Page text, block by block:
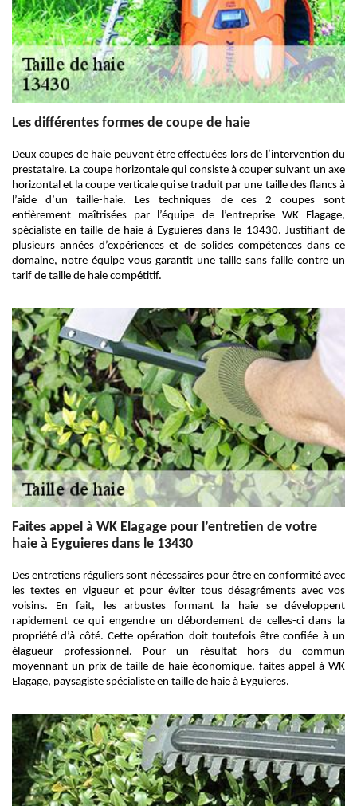
Les différentes formes de coupe de haie
Deux coupes de haie peuvent être effectuées lors de l’intervention du
prestataire. La coupe horizontale qui consiste à couper suivant un axe
horizontal et la coupe verticale qui se traduit par une taille des flancs à
l’aide d’un taille-haie. Les techniques de ces 2 coupes sont
entièrement maîtrisées par l’équipe de l’entreprise WK Elagage,
spécialiste en taille de haie à Eyguieres dans le 13430. Justifiant de
plusieurs années d’expériences et de solides compétences dans ce
domaine, notre équipe vous garantit une taille sans faille contre un
tarif de taille de haie compétitif.
Faites appel à WK Elagage pour l’entretien de votre
haie à Eyguieres dans le 13430
Des entretiens réguliers sont nécessaires pour être en conformité avec
les textes en vigueur et pour éviter tous désagréments avec vos
voisins. En fait, les arbustes formant la haie se développent
rapidement ce qui engendre un débordement de celles-ci dans la
propriété d’à côté. Cette opération doit toutefois être confiée à un
élagueur professionnel. Pour un résultat hors du commun
moyennant un prix de taille de haie économique, faites appel à WK
Elagage, paysagiste spécialiste en taille de haie à Eyguieres.